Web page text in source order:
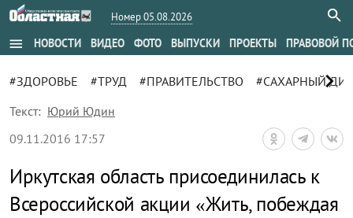
Номер 05.08.2026
menu НОВОСТИ ВИДЕО ФОТО ВЫПУСКИ ПРОЕКТЫ ПРАВОВОЙ
#ЗДОРОВЬЕ #ТРУД #ПРАВИТЕЛЬСТВО #САХАРНЫЙchevron_right
Текст: Юрий Юдин
09.11.2016 17:57
Иркутская область присоединилась к
Всероссийской акции «Жить, побеждая